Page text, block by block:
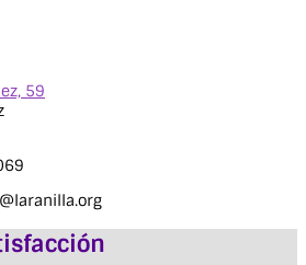
59